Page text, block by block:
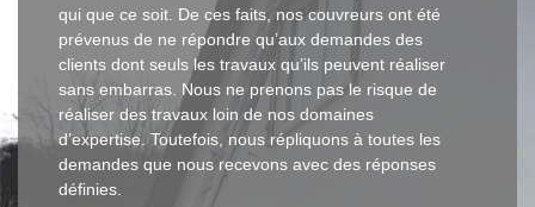
qui que ce soit. De ces faits, nos couvreurs ont été
prévenus de ne répondre qu’aux demandes des
clients dont seuls les travaux qu’ils peuvent réaliser
sans embarras. Nous ne prenons pas le risque de
réaliser des travaux loin de nos domaines
d’expertise. Toutefois, nous répliquons à toutes les
demandes que nous recevons avec des réponses
définies.